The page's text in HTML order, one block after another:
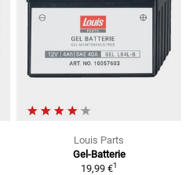
Louis Parts
Gel-Batterie
19,99 €1